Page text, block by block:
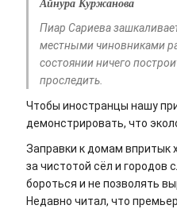
Айнура Куржанова
Пиар Сариева
местными чиновниками
состоянии ничего
проследить.
Чтобы иностранцы нашу
демонстрировать, что
Заправки к домам впритык
за чистотой сёл и городов
бороться и не позволять
Недавно читал, что